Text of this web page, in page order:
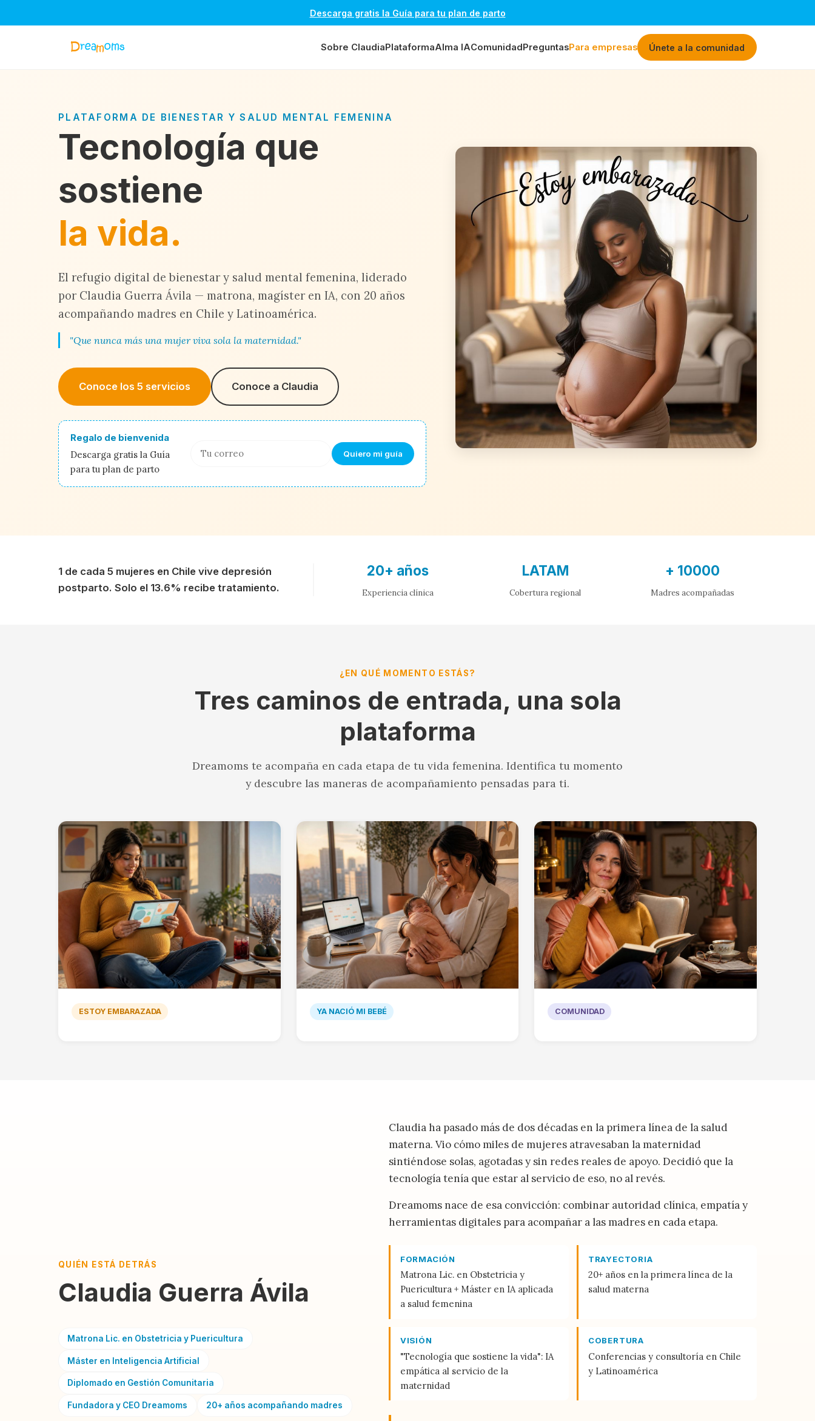
Descarga gratis la Guía para tu plan de parto
Sobre ClaudiaPlataformaAlma IAComunidadPreguntasPara empresas Únete a la comunidad
PLATAFORMA DE BIENESTAR Y SALUD MENTAL FEMENINA
Tecnología que
sostiene
la vida.
El refugio digital de bienestar y salud mental femenina, liderado
por Claudia Guerra Ávila — matrona, magíster en IA, con 20 años
acompañando madres en Chile y Latinoamérica.
"Que nunca más una mujer viva sola la maternidad."
Conoce los 5 servicios Conoce a Claudia
Regalo de bienvenida
Descarga gratis la Guía
para tu plan de parto
Quiero mi guía
1 de cada 5 mujeres en Chile vive depresión
postparto. Solo el 13.6% recibe tratamiento.
20+ años
Experiencia clínica
LATAM
Cobertura regional
+ 10000
Madres acompañadas
¿EN QUÉ MOMENTO ESTÁS?
Tres caminos de entrada, una sola
plataforma
Dreamoms te acompaña en cada etapa de tu vida femenina. Identifica tu momento
y descubre las maneras de acompañamiento pensadas para ti.
ESTOY EMBARAZADA YA NACIÓ MI BEBÉ COMUNIDAD
QUIÉN ESTÁ DETRÁS
Claudia Guerra Ávila
Matrona Lic. en Obstetricia y Puericultura
Máster en Inteligencia Artificial
Diplomado en Gestión Comunitaria
Fundadora y CEO Dreamoms 20+ años acompañando madres
Claudia ha pasado más de dos décadas en la primera línea de la salud
materna. Vio cómo miles de mujeres atravesaban la maternidad
sintiéndose solas, agotadas y sin redes reales de apoyo. Decidió que la
tecnología tenía que estar al servicio de eso, no al revés.
Dreamoms nace de esa convicción: combinar autoridad clínica, empatía y
herramientas digitales para acompañar a las madres en cada etapa.
FORMACIÓN
Matrona Lic. en Obstetricia y
Puericultura + Máster en IA aplicada
a salud femenina
TRAYECTORIA
20+ años en la primera línea de la
salud materna
VISIÓN
"Tecnología que sostiene la vida": IA
empática al servicio de la
maternidad
COBERTURA
Conferencias y consultoría en Chile
y Latinoamérica